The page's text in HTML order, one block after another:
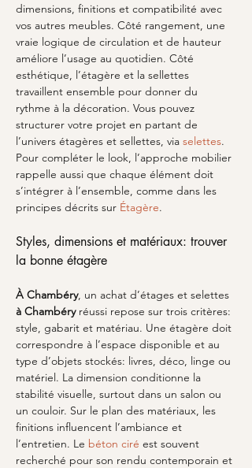
dimensions, finitions et compatibilité avec
vos autres meubles. Côté rangement, une
vraie logique de circulation et de hauteur
améliore l’usage au quotidien. Côté
esthétique, l’étagère et la sellettes
travaillent ensemble pour donner du
rythme à la décoration. Vous pouvez
structurer votre projet en partant de
l’univers étagères et sellettes, via selettes.
Pour compléter le look, l’approche mobilier
rappelle aussi que chaque élément doit
s’intégrer à l’ensemble, comme dans les
principes décrits sur Étagère.
Styles, dimensions et matériaux: trouver
la bonne étagère
À Chambéry, un achat d’étages et selettes
à Chambéry réussi repose sur trois critères:
style, gabarit et matériau. Une étagère doit
correspondre à l’espace disponible et au
type d’objets stockés: livres, déco, linge ou
matériel. La dimension conditionne la
stabilité visuelle, surtout dans un salon ou
un couloir. Sur le plan des matériaux, les
finitions influencent l’ambiance et
l’entretien. Le béton ciré est souvent
recherché pour son rendu contemporain et